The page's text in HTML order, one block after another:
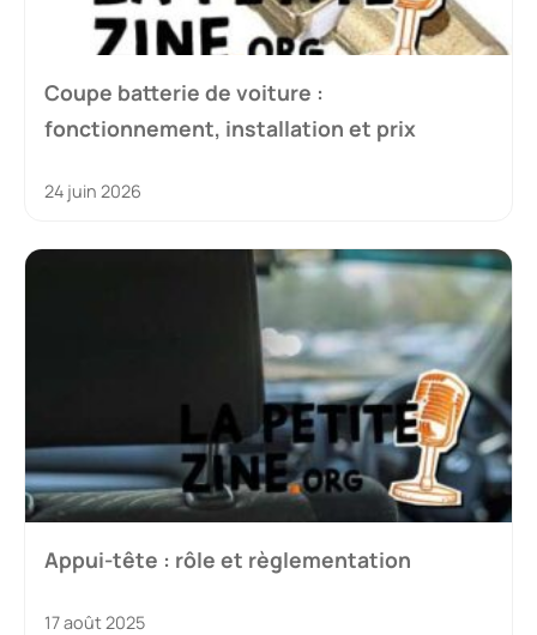
Coupe batterie de voiture :
fonctionnement, installation et prix
24 juin 2026
Appui-tête : rôle et règlementation
17 août 2025